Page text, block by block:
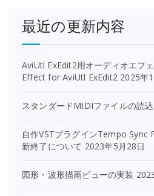
最近の更新内容
AviUtl ExEdit2用オーディオエフ
Effect for AviUtl ExEdit2 2025年
スタンダードMIDIファイルの読込
自作VSTプラグインTempo Sync
新終了について 2023年5月28日
図形・波形描画ビューの実装